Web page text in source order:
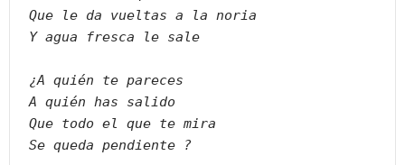
Que le da vueltas a la noria
Y agua fresca le sale
¿A quién te pareces
A quién has salido
Que todo el que te mira
Se queda pendiente ?